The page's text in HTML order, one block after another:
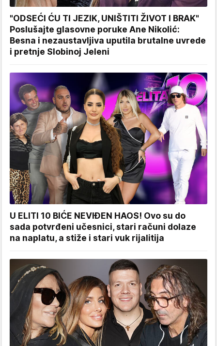
"ODSEĆI ĆU TI JEZIK, UNIŠTITI ŽIVOT I BRAK"
Poslušajte glasovne poruke Ane Nikolić:
Besna i nezaustavljiva uputila brutalne uvrede
i pretnje Slobinoj Jeleni
U ELITI 10 BIĆE NEVIĐEN HAOS! Ovo su do
sada potvrđeni učesnici, stari računi dolaze
na naplatu, a stiže i stari vuk rijalitija